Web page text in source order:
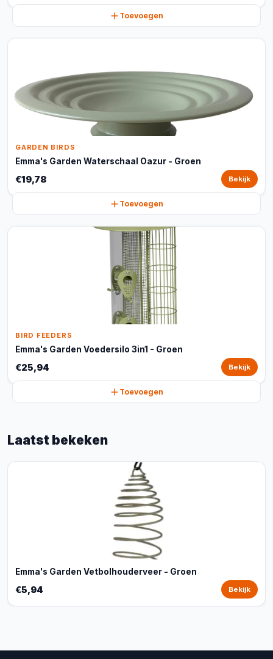
Toevoegen
GARDEN BIRDS
Emma's Garden Waterschaal Oazur - Groen
€19,78 Bekijk
Toevoegen
BIRD FEEDERS
Emma's Garden Voedersilo 3in1 - Groen
€25,94 Bekijk
Toevoegen
Laatst bekeken
Emma's Garden Vetbolhouderveer - Groen
€5,94 Bekijk